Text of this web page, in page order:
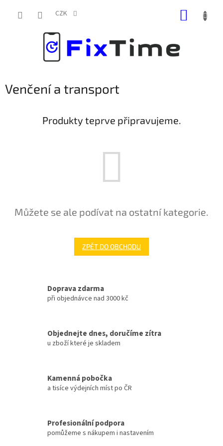
CZK
Venčení a transport
Produkty teprve připravujeme.
Můžete se ale podívat na ostatní kategorie.
ZPĚT DO OBCHODU
Doprava zdarma
při objednávce nad 3000 kč
Objednejte dnes, doručíme zítra
u zboží které je skladem
Kamenná pobočka
a tisíce výdejních míst po ČR
Profesionální podpora
pomůžeme s nákupem i nastavením